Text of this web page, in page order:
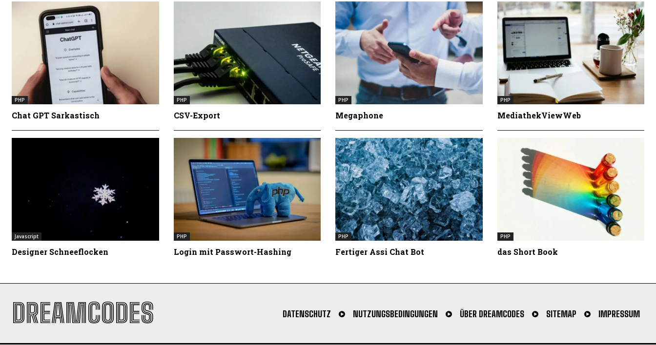
PHP
Chat GPT Sarkastisch
PHP
CSV-Export
PHP
Megaphone
PHP
MediathekViewWeb
Javascript
Designer Schneeflocken
PHP
Login mit Passwort-Hashing
PHP
Fertiger Assi Chat Bot
PHP
das Short Book
DREAMCODES DATENSCHUTZ NUTZUNGSBEDINGUNGEN ÜBER DREAMCODES SITEMAP IMPRESSUM